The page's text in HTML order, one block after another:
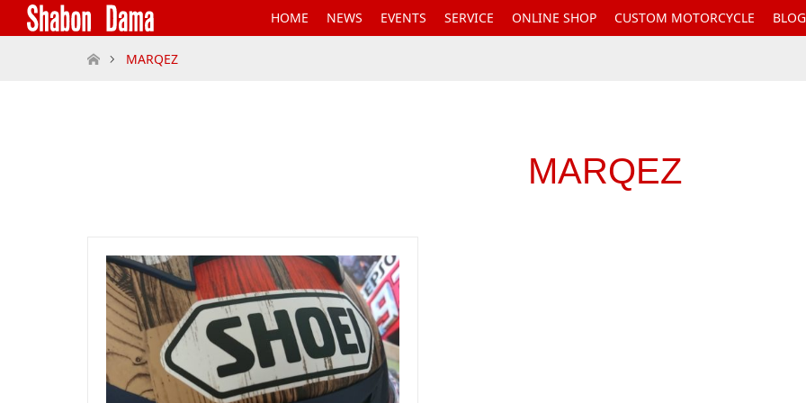
HOME NEWS EVENTS SERVICE ONLINE SHOP CUSTOM MOTORCYCLE BLOG
ホームMARQEZ
MARQEZ